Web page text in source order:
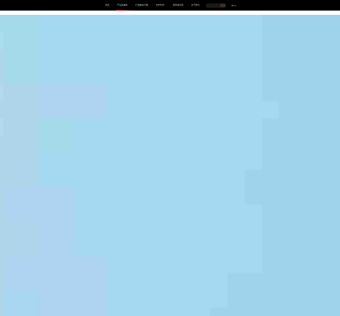
首页 产品及服务 行业解决方案 合作伙伴 投资者关系 关于我们 中EN